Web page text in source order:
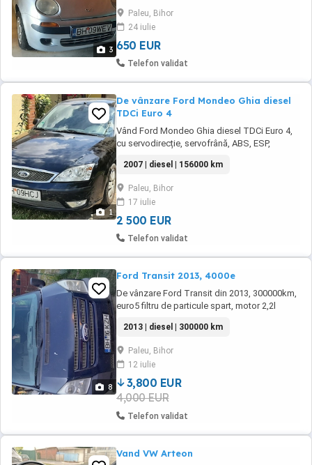
3
în ultimii 17 ani, a stat în garaj, a parcurs puțini
kilometri.
Paleu, Bihor
24 iulie
650 EUR
Telefon validat
1
De vânzare Ford Mondeo Ghia diesel
TDCi Euro 4
Vând Ford Mondeo Ghia diesel TDCi Euro 4,
cu servodirecție, servofrână, ABS, ESP,
față încălzite, volan reglabil, senzori de
parcare spate, senzor de ploaie, cruise-
control, comenzi volan. Înmatriculată, în stare
de funcționare, RCA și ITP valabile. 156000 ...
2007 | diesel | 156000 km
Paleu, Bihor
17 iulie
2 500 EUR
Telefon validat
8
Ford Transit 2013, 4000e
De vânzare Ford Transit din 2013, 300000km,
euro5 filtru de particule spart, motor 2,2l
MTA 3500kg. Preț 3800e negociabil la fața
locului, accept orice testare autorizata. NU
mă interesează schimburi și combinații.
Telefon
2013 | diesel | 300000 km
Paleu, Bihor
12 iulie
3,800 EUR
4,000 EUR
Telefon validat
Vand VW Arteon